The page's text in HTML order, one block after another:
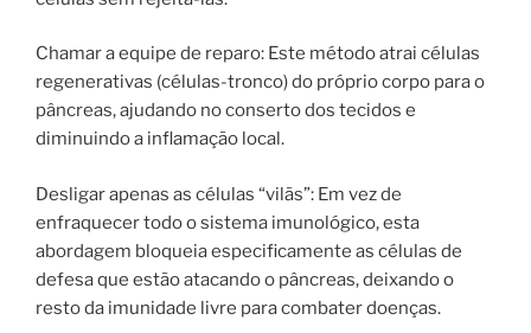
Chamar a equipe de reparo: Este método atrai células
regenerativas (células-tronco) do próprio corpo para o
pâncreas, ajudando no conserto dos tecidos e
diminuindo a inflamação local.
Desligar apenas as células “vilãs”: Em vez de
enfraquecer todo o sistema imunológico, esta
abordagem bloqueia especificamente as células de
defesa que estão atacando o pâncreas, deixando o
resto da imunidade livre para combater doenças.